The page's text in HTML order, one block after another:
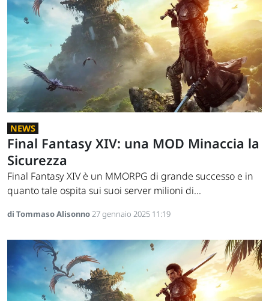
NEWS
Final Fantasy XIV: una MOD Minaccia la
Sicurezza
Final Fantasy XIV è un MMORPG di grande successo e in
quanto tale ospita sui suoi server milioni di...
di Tommaso Alisonno27 gennaio 2025 11:19